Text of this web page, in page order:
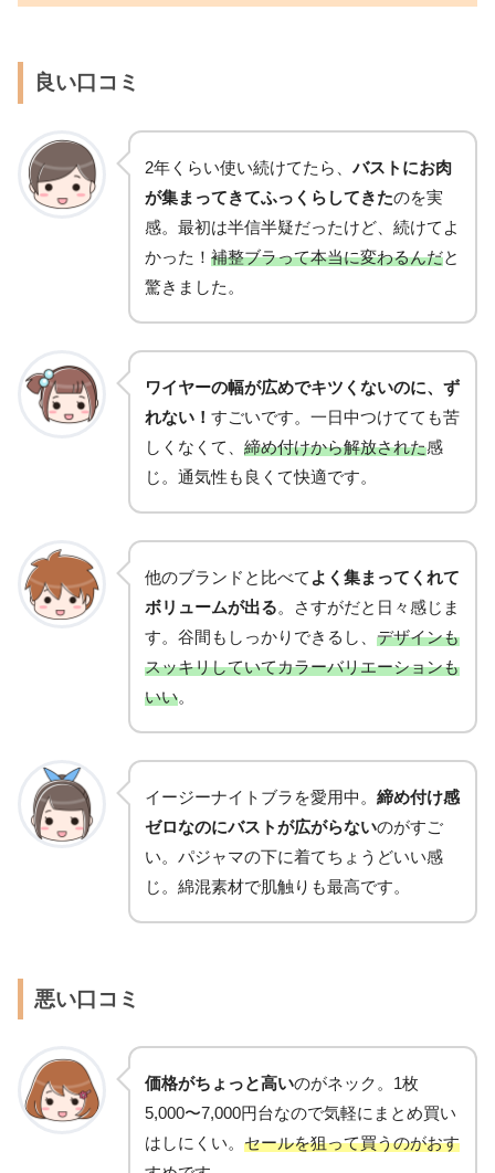
良い口コミ
2年くらい使い続けてたら、 バストにお肉
が集まってきてふっくらしてきたのを実
感。最初は半信半疑だったけど、続けてよ
かった！ 補整ブラって本当に変わるんだと
驚きました。
ワイヤーの幅が広めでキツくないのに、ず
れない！ すごいです。一日中つけてても苦
しくなくて、 締め付けから解放された感
じ。通気性も良くて快適です。
他のブランドと比べて よく集まってくれて
ボリュームが出る。さすがだと日々感じま
す。谷間もしっかりできるし、 デザインも
スッキリしていてカラーバリエーションも
いい。
イージーナイトブラを愛用中。 締め付け感
ゼロなのにバストが広がらないのがすご
い。パジャマの下に着てちょうどいい感
じ。綿混素材で肌触りも最高です。
悪い口コミ
価格がちょっと高いのがネック。1枚
5,000〜7,000円台なので気軽にまとめ買い
はしにくい。 セールを狙って買うのがおす